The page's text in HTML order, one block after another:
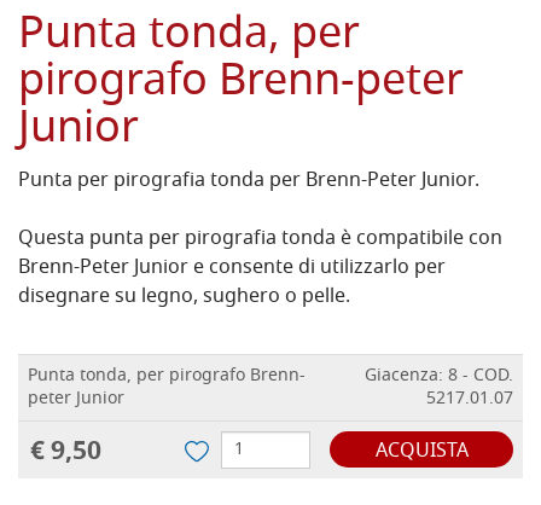
Punta tonda, per
pirografo Brenn-peter
Junior
Punta per pirografia tonda per Brenn-Peter Junior.
Questa punta per pirografia tonda è compatibile con
Brenn-Peter Junior e consente di utilizzarlo per
disegnare su legno, sughero o pelle.
Punta tonda, per pirografo Brenn-
peter Junior
Giacenza: 8 - COD.
5217.01.07
€ 9,50 ACQUISTA